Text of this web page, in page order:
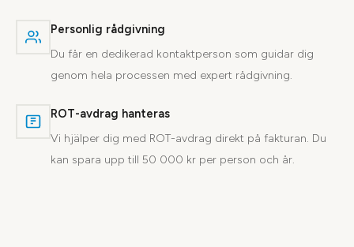
Personlig rådgivning
Du får en dedikerad kontaktperson som guidar dig
genom hela processen med expert rådgivning.
ROT-avdrag hanteras
Vi hjälper dig med ROT-avdrag direkt på fakturan. Du
kan spara upp till 50 000 kr per person och år.